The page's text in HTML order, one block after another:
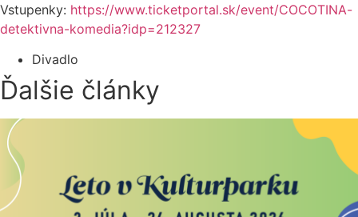
Vstupenky: https://www.ticketportal.sk/event/COCOTINA-
detektivna-komedia?idp=212327
Divadlo
Ďalšie články